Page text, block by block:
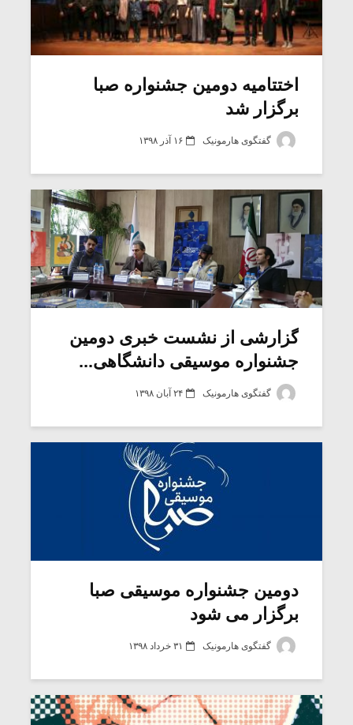
اختتامیه دومین جشنواره صبا
برگزار شد
گفتگوی هارمونیک ۱۶ آذر ۱۳۹۸
گزارشی از نشست خبری دومین
جشنواره موسیقی دانشگاهی...
گفتگوی هارمونیک ۲۴ آبان ۱۳۹۸
دومین جشنواره موسیقی صبا
برگزار می شود
گفتگوی هارمونیک ۳۱ خرداد ۱۳۹۸